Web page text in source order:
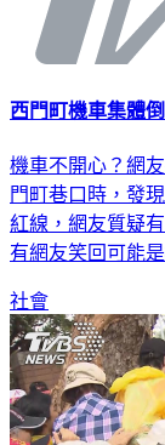
西門町機車集體
機車不開心？網
門町巷口時，發
紅線，網友質疑
有網友笑回可能
社會